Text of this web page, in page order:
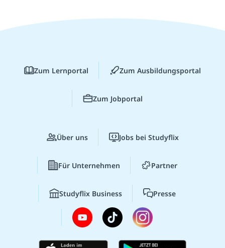
Zum Lernportal Zum Ausbildungsportal
Zum Jobportal
Über uns Jobs bei Studyflix
Für Unternehmen Partner
Studyflix Business Presse